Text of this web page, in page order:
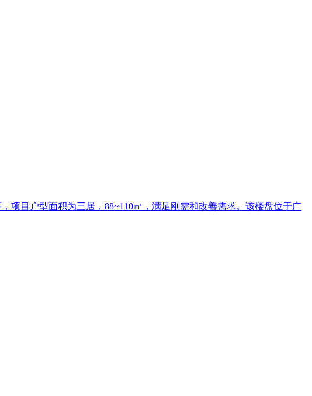
项目户型面积为三居，88~110㎡，满足刚需和改善需求。该楼盘位于广